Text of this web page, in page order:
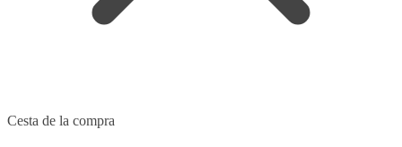
Skip
Skip
Cesta de la compra